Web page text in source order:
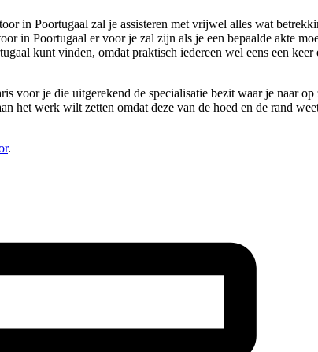
in Poortugaal zal je assisteren met vrijwel alles wat
in Poortugaal er voor je zal zijn als je een bepaalde akte
kunt vinden, omdat praktisch iedereen wel eens een keer
voor je die uitgerekend de specialisatie bezit waar je naar
het werk wilt zetten omdat deze van de hoed en de rand
.